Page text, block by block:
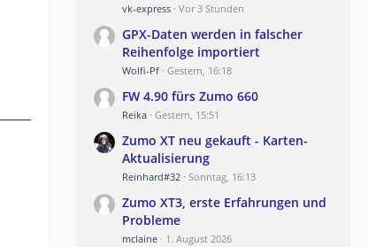
vk-express Vor 3 Stunden
GPX-Daten werden in falscher
Reihenfolge importiert
Wolfi-Pf Gestern, 16:18
FW 4.90 fürs Zumo 660
Reika Gestern, 15:51
Zumo XT neu gekauft - Karten-
Aktualisierung
Reinhard#32 Sonntag, 16:13
Zumo XT3, erste Erfahrungen und
Probleme
mclaine 1. August 2026